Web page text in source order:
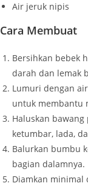
Air jeruk nipis
Cara Membuat
Bersihkan bebek
darah dan lemak
Lumuri dengan
untuk membantu
Haluskan
ketumbar, lada,
Balurkan bumbu
bagian dalamnya.
Diamkan minimal